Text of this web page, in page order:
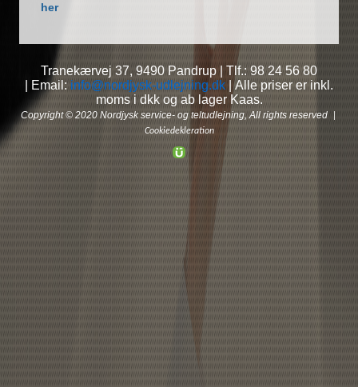
her
Tranekærvej 37, 9490 Pandrup | Tlf.: 98 24 56 80
| Email: info@nordjysk-udlejning.dk | Alle priser er inkl.
moms i dkk og ab lager Kaas.
Copyright © 2020 Nordjysk service- og teltudlejning, All rights reserved
Cookiedekleration